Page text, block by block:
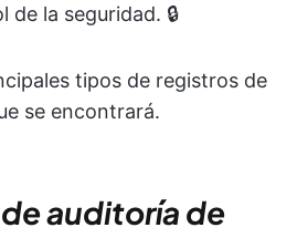
la seguridad. 🔒
tipos de registros de
se encontrará.
auditoría de